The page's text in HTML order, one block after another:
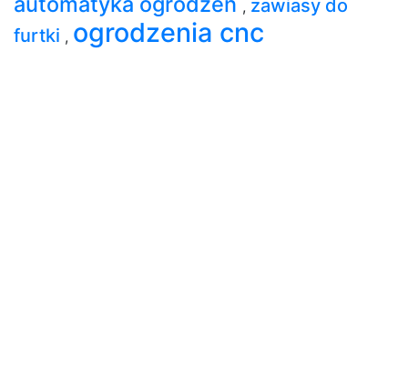
, zawiasy do
furtki , ogrodzenia cnc